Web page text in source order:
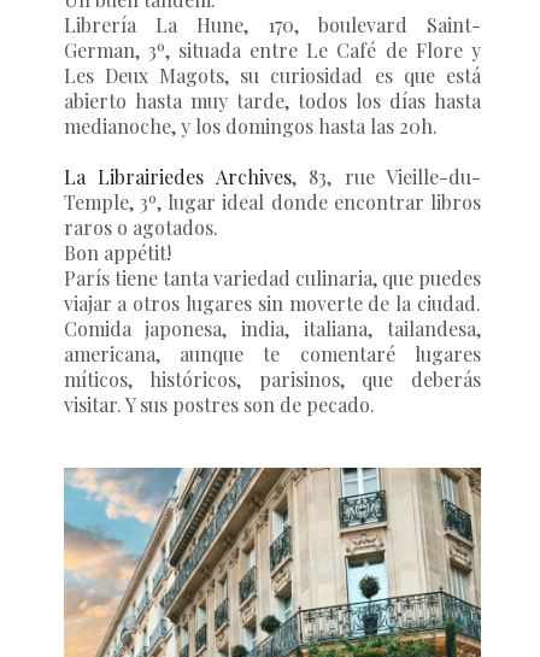
Librería La Hune, 170, boulevard Saint-
German, 3º, situada entre Le Café de Flore y
Les Deux Magots, su curiosidad es que está
abierto hasta muy tarde, todos los días hasta
medianoche, y los domingos hasta las 20h.
La Librairiedes Archives, 83, rue Vieille-du-
Temple, 3º, lugar ideal donde encontrar libros
raros o agotados.
Bon appétit!
París tiene tanta variedad culinaria, que puedes
viajar a otros lugares sin moverte de la ciudad.
Comida japonesa, india, italiana, tailandesa,
americana, aunque te comentaré lugares
míticos, históricos, parisinos, que deberás
visitar. Y sus postres son de pecado.